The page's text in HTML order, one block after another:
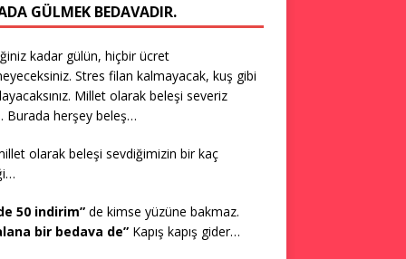
GÜLMEK BEDAVADIR.
kadar gülün, hiçbir ücret
Stres filan kalmayacak, kuş gibi
Millet olarak beleşi severiz
Burada herşey beleş…
olarak beleşi sevdiğimizin bir kaç
50 indirim”de kimse yüzüne bakmaz.
bir bedava de”Kapış kapış gider…